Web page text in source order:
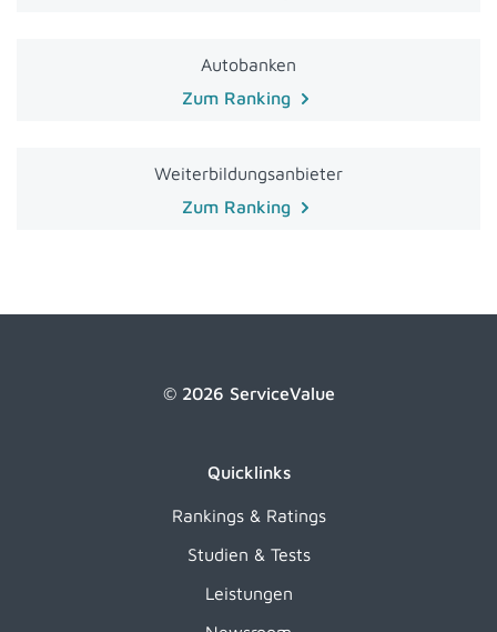
Autobanken
Zum Ranking
Weiterbildungsanbieter
Zum Ranking
© 2026 ServiceValue
Quicklinks
Rankings & Ratings
Studien & Tests
Leistungen